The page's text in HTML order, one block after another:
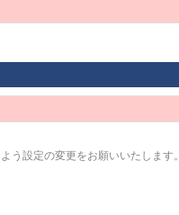
う設定の変更をお願いいたします。